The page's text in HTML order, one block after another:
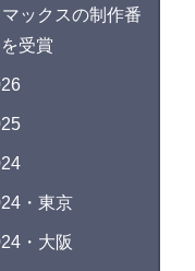
ックスの制作番
受賞
・東京
・大阪